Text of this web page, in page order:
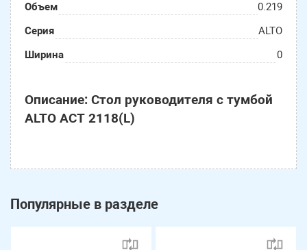
Объем
0.219
Серия
ALTO
Ширина
0
Описание: Стол руководителя с тумбой
ALTO ACT 2118(L)
Популярные в разделе